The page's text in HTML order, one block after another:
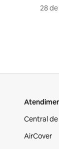
28
Central
AirCover